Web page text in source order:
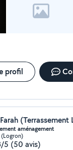
profil
(Terrassement
aménagement
5 (50 avis)